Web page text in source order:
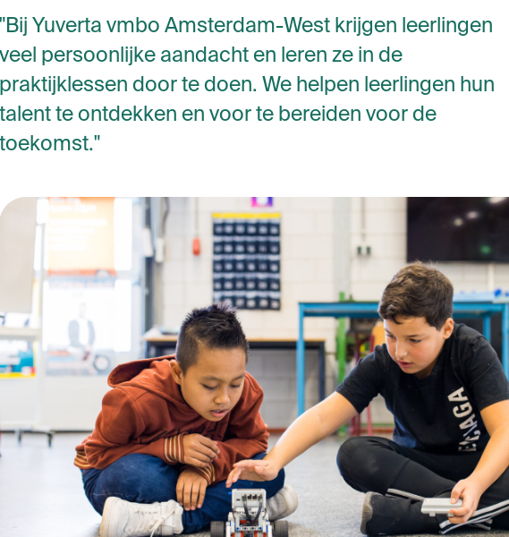
"Bij Yuverta vmbo Amsterdam-West krijgen leerlingen
veel persoonlijke aandacht en leren ze in de
praktijklessen door te doen. We helpen leerlingen hun
talent te ontdekken en voor te bereiden voor de
toekomst."